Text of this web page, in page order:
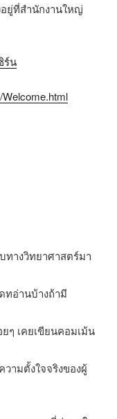
อยู่ที่สำนักงานใหญ่
ร์น
ทางวิทยาศาสตร์มา
ทอ่านบ้างถ้ามี
ๆ เคยเขียนคอมเม้น
ามตั้งใจจริงของผู้